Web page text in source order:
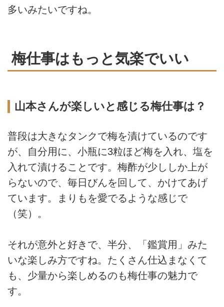
多いみたいですね。
梅仕事はもっと気楽でいい
山本さんが楽しいと感じる梅仕事は？
普段は大きなタンクで梅を漬けているのです
が、自分用に、小瓶に3粒ほど梅を入れ、塩を
入れて漬けることです。梅酢が少ししか上が
らないので、毎日びんを回して、かけてあげ
ています。まりもを愛でるような感じで
（笑）。
それが意外と好きで、半分、「鑑賞用」みた
いな楽しみ方ですね。たくさん仕込まなくて
も、少量から楽しめるのも梅仕事の魅力で
す。